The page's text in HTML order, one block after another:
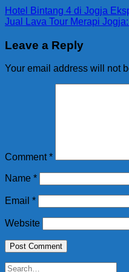
Hotel Bintang 4 di Jogja
Jual Lava Tour Merapi
Leave a Reply
Your email address will not
Comment*
Name *
Email *
Website